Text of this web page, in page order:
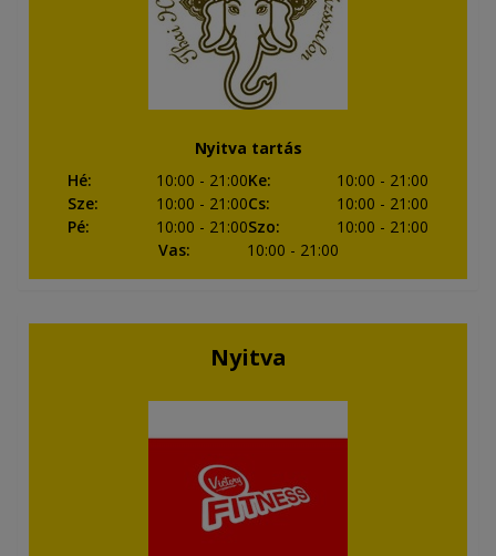
Nyitva tartás
Hé: 10:00 - 21:00Ke: 10:00 - 21:00
Sze: 10:00 - 21:00Cs: 10:00 - 21:00
Pé: 10:00 - 21:00Szo: 10:00 - 21:00
Vas: 10:00 - 21:00
Nyitva